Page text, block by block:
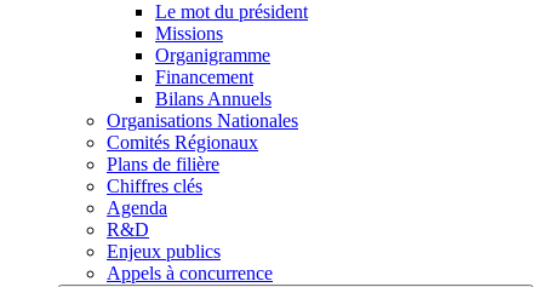
Le mot du président
Missions
Organigramme
Financement
Bilans Annuels
Organisations Nationales
Comités Régionaux
Plans de filière
Chiffres clés
Agenda
R&D
Enjeux publics
Appels à concurrence